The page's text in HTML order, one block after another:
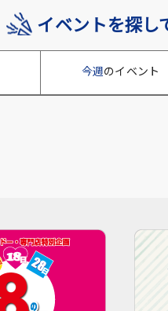
イベントを探し
今週のイベント